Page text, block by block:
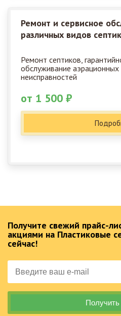
Ремонт и сервисное
различных видов
Ремонт септиков,
обслуживание аэрационных
неисправностей
от 1 500 ₽
Получите свежий прайс-
акциями на Пластиковые
сейчас!